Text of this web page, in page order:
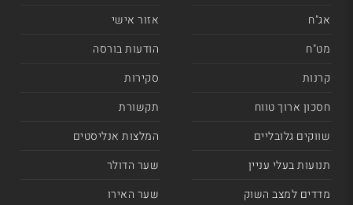
אג"ח
מט"ח
קרנות
חסכון ארוך טווח
שווקים גלובליים
תנועות בעלי עניין
מדדים למצב השוק
אזור אישי
הודעות בורסה
סקירות
תקשורת
המלצות אנליסטים
שער הדולר
שער האירו